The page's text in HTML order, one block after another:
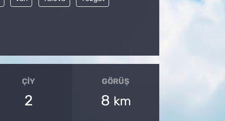
ÇIY
2
GÖRÜŞ
8 km